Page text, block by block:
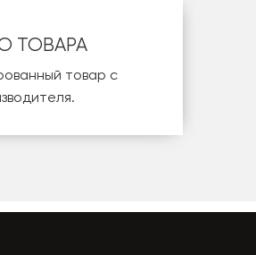
ТОВАРА
товар с